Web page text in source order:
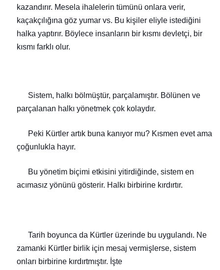
kazandırır. Mesela ihalelerin tümünü on lara verir,
kaçakçılığına göz yumar vs. Bu kişiler eliyle istediğini
halka yaptırır. Böylece insanların bir kısmı devletçi, bir
kısmı farklı olur.
Sistem, halkı bölmüştür, parçalamıştır. Bölünen ve
parçalanan halkı yönetmek çok kolaydır.
Peki Kürtler artık buna kanıyor mu? Kısmen evet ama
çoğunlukla hayır.
Bu yönetim biçimi etkisini yitirdiğinde, sistem en
acımasız yönünü gösterir. Halkı birbirine kırdırtır.
Tarih boyunca da Kürtler üzerinde bu uygulandı. Ne
zamanki Kürtler birlik için mesaj vermişlerse, sistem
onları birbirine kırdırtmıştır. İşte